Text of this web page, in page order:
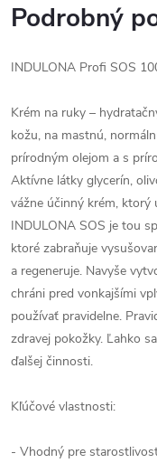
Podrobný
INDULONA Profi SOS
Krém na ruky –
kožu, na mastnú,
prírodným olejom a s
Aktívne látky glycerín,
vážne účinný krém, ktorý
INDULONA SOS je tou
ktoré zabraňuje
a regeneruje. Navyše
chráni pred vonkajšími
používať pravidelne.
zdravej pokožky. Ľahko
ďalšej činnosti.
Kľúčové vlastnosti:
- Vhodný pre